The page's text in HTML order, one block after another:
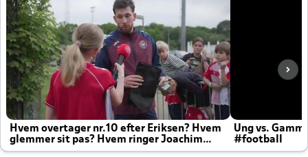
Hvem overtager nr.10 efter Eriksen? Hvem
glemmer sit pas? Hvem ringer Joachim
altid til efter kampe?
Ung vs.
#football